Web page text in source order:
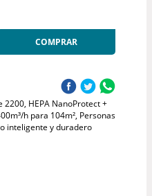
COMPRAR
HEPA NanoProtect +
h para 104m², Personas
inteligente y duradero